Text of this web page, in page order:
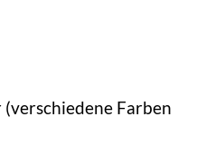
Farben